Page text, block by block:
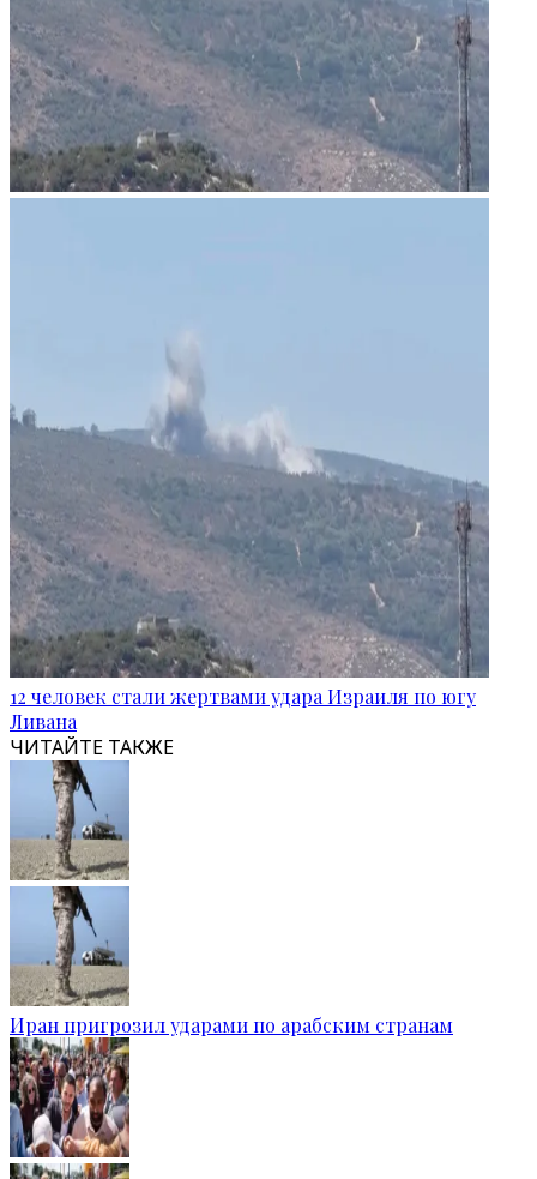
12 человек стали жертвами удара Израиля по югу
Ливана
ЧИТАЙТЕ ТАКЖЕ
Иран пригрозил ударами по арабским странам